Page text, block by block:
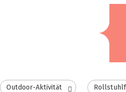
Outdoor-Aktivität